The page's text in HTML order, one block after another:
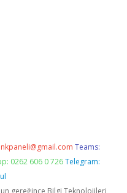
Teams:
0262 606 0 726 Telegram:
gereğince Bilgi Teknolojileri